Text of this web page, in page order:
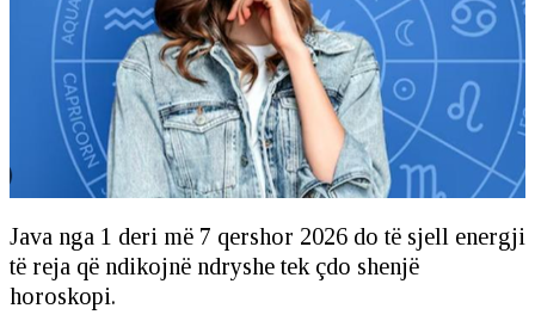
Java nga 1 deri më 7 qershor 2026 do të sjell energji
të reja që ndikojnë ndryshe tek çdo shenjë
horoskopi.